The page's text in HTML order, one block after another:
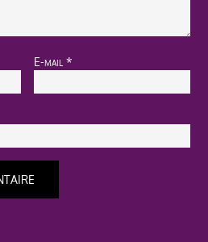
E-mail*